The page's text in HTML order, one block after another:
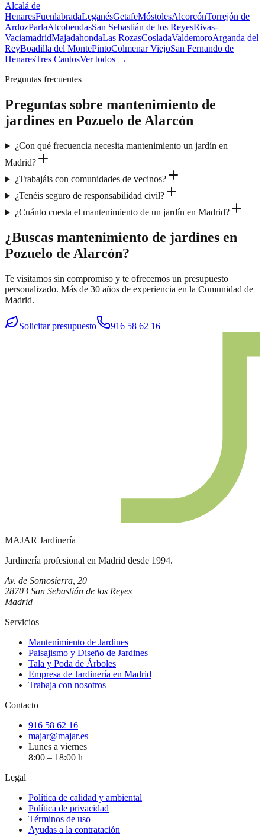
Alcalá de
HenaresFuenlabradaLeganésGetafeMóstolesAlcorcónTorrejón de
ArdozParlaAlcobendasSan Sebastián de los ReyesRivas-
VaciamadridMajadahondaLas RozasCosladaValdemoroArganda del
ReyBoadilla del MontePintoColmenar ViejoSan Fernando de
HenaresTres CantosVer todos →
Preguntas frecuentes
Preguntas sobre mantenimiento de
jardines en Pozuelo de Alarcón
¿Con qué frecuencia necesita mantenimiento un jardín en
Madrid?
¿Trabajáis con comunidades de vecinos?
¿Tenéis seguro de responsabilidad civil?
¿Cuánto cuesta el mantenimiento de un jardín en Madrid?
¿Buscas mantenimiento de jardines en
Pozuelo de Alarcón?
Te visitamos sin compromiso y te ofrecemos un presupuesto
personalizado. Más de 30 años de experiencia en la Comunidad de
Madrid.
Solicitar presupuesto 916 58 62 16
MAJAR Jardinería
Jardinería profesional en Madrid desde 1994.
Av. de Somosierra, 20
28703 San Sebastián de los Reyes
Madrid
Servicios
Mantenimiento de Jardines
Paisajismo y Diseño de Jardines
Tala y Poda de Árboles
Empresa de Jardinería en Madrid
Trabaja con nosotros
Contacto
916 58 62 16
majar@majar.es
Lunes a viernes
8:00 – 18:00 h
Legal
Política de calidad y ambiental
Política de privacidad
Términos de uso
Ayudas a la contratación